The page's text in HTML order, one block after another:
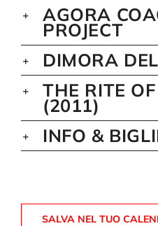
AGORA
PROJECT
DIMORA
THE RITE
(2011)
INFO &
SALVA NEL TUO